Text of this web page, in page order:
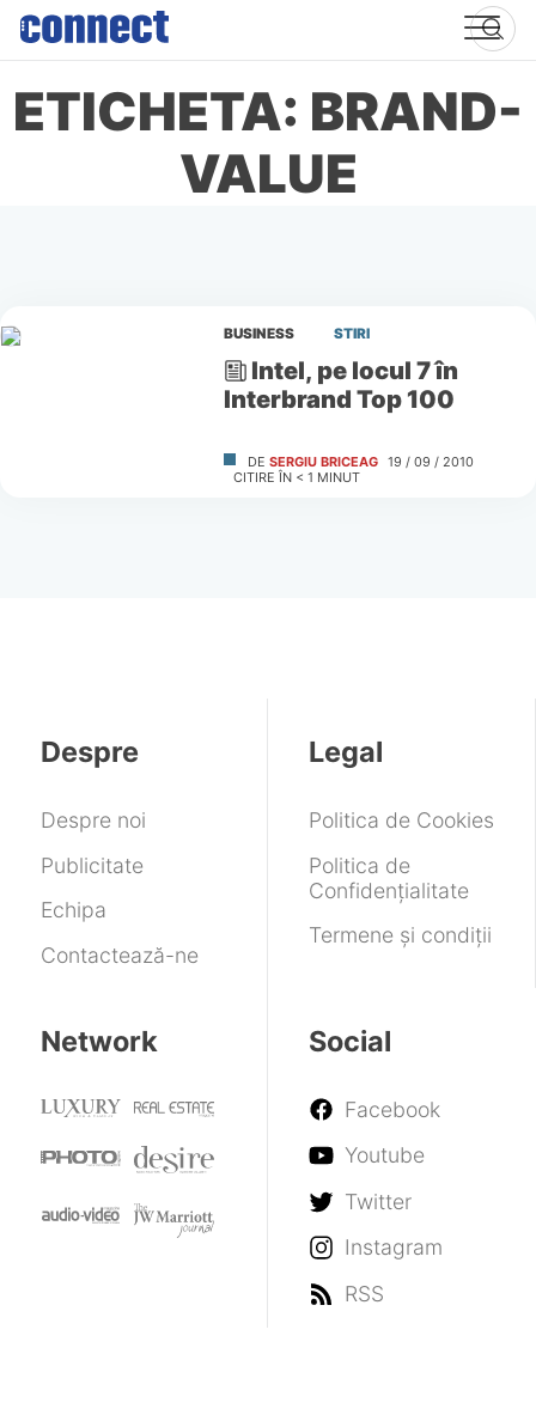
Skip
content
ETICHETA: BRAND-
VALUE
BUSINESS STIRI
Intel, pe locul 7 în
Interbrand Top 100
DE SERGIU BRICEAG 19 / 09 / 2010
CITIRE ÎN < 1 MINUT
Despre
Despre noi
Publicitate
Echipa
Contactează-ne
Legal
Politica de Cookies
Politica de
Confidențialitate
Termene și condiții
Network Social
Facebook
Youtube
Twitter
Instagram
RSS